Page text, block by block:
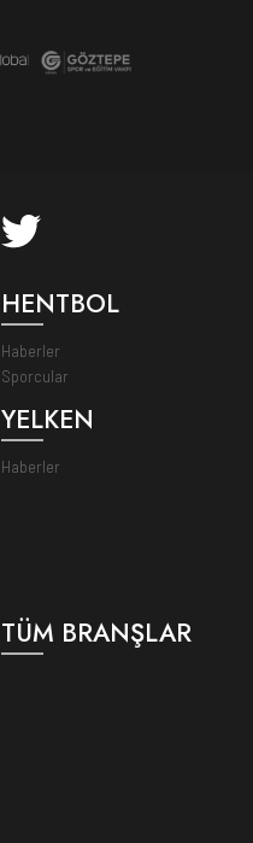
HENTBOL
Haberler
Sporcular
YELKEN
Haberler
TÜM BRANŞLAR